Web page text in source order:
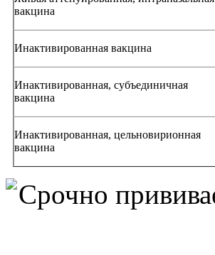
вакцина
Инактивированная вакцина
Инактивированная, субъединичная
вакцина
Инактивированная, цельновирионная
вакцина